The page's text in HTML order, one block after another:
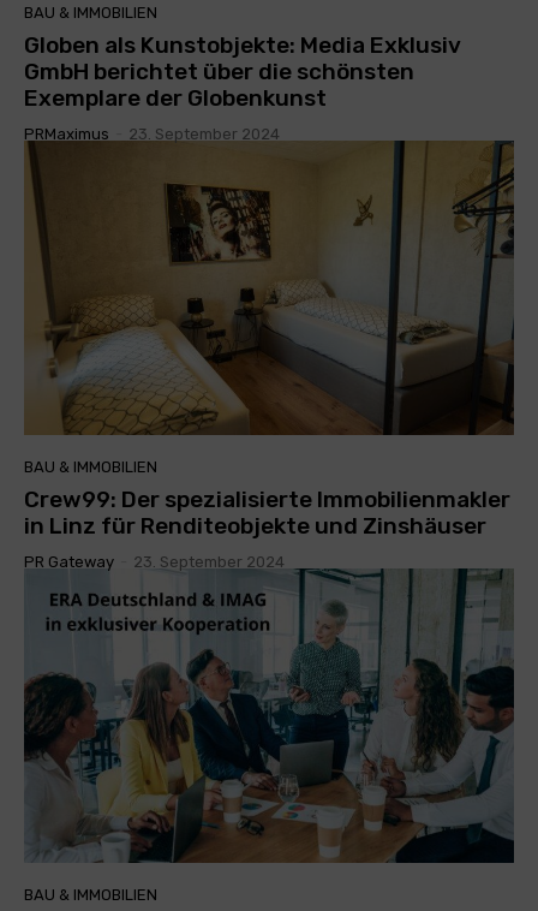
BAU & IMMOBILIEN
Globen als Kunstobjekte: Media Exklusiv
GmbH berichtet über die schönsten
Exemplare der Globenkunst
PRMaximus 23. September 2024
BAU & IMMOBILIEN
Crew99: Der spezialisierte Immobilienmakler
in Linz für Renditeobjekte und Zinshäuser
PR Gateway 23. September 2024
BAU & IMMOBILIEN